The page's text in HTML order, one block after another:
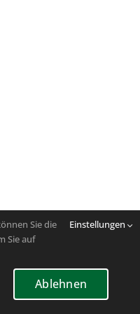
Sie die
Sie auf
Einstellungen
Ablehnen